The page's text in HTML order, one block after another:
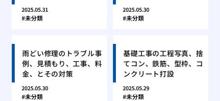
2025.05.31
未分類
2025.05.30
未分類
雨どい修理のトラブル事
例、見積もり、工事、料
金、とその対策
2025.05.30
未分類
基礎工事の工程写真、捨
てコン、鉄筋、型枠、コ
ンクリート打設
2025.05.29
未分類